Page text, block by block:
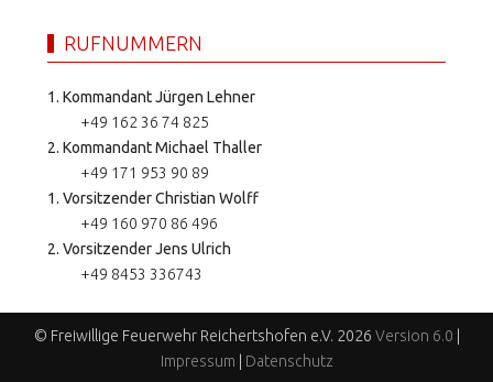
RUFNUMMERN
1. Kommandant Jürgen Lehner
+49 162 36 74 825
2. Kommandant Michael Thaller
+49 171 953 90 89
1. Vorsitzender Christian Wolff
+49 160 970 86 496
2. Vorsitzender Jens Ulrich
+49 8453 336743
© Freiwillige Feuerwehr Reichertshofen e.V. 2026 Version 6.0
Impressum
Datenschutz